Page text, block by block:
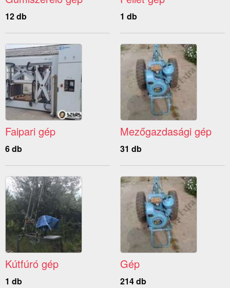
12 db 1 db
Faipari gép
6 db
Mezőgazdasági gép
31 db
Kútfúró gép
1 db
Gép
214 db